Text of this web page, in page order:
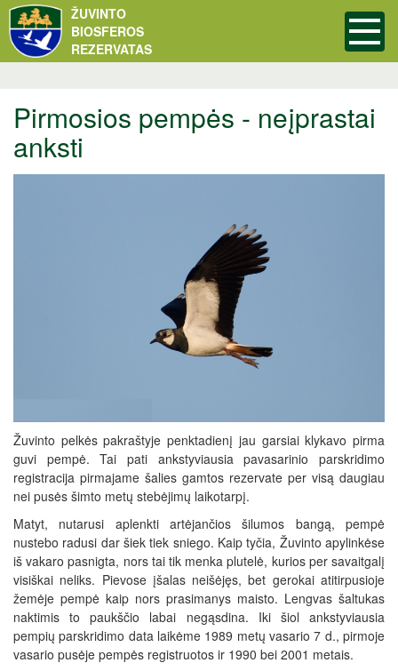
ŽUVINTO
BIOSFEROS
REZERVATAS
Pirmosios pempės - neįprastai
anksti
Žuvinto pelkės pakraštyje penktadienį jau garsiai klykavo pirma
guvi pempė. Tai pati ankstyviausia pavasarinio parskridimo
registracija pirmajame šalies gamtos rezervate per visą daugiau
nei pusės šimto metų stebėjimų laikotarpį.
Matyt, nutarusi aplenkti artėjančios šilumos bangą, pempė
nustebo radusi dar šiek tiek sniego. Kaip tyčia, Žuvinto apylinkėse
iš vakaro pasnigta, nors tai tik menka plutelė, kurios per savaitgalį
visiškai neliks. Pievose įšalas neišėjęs, bet gerokai atitirpusioje
žemėje pempė kaip nors prasimanys maisto. Lengvas šaltukas
naktimis to paukščio labai negąsdina. Iki šiol ankstyviausia
pempių parskridimo data laikėme 1989 metų vasario 7 d., pirmoje
vasario pusėje pempės registruotos ir 1990 bei 2001 metais.